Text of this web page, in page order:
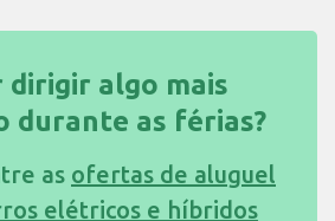
dirigir algo mais
durante as férias?
as ofertas de aluguel
elétricos e híbridos